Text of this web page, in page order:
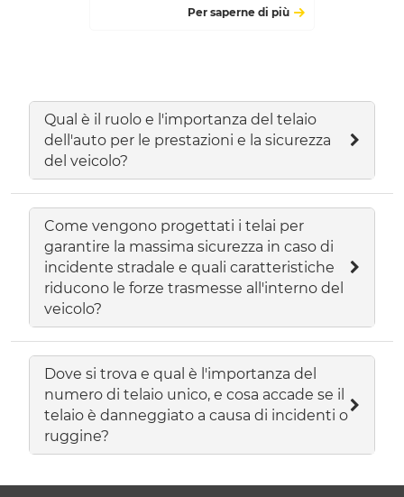
Per saperne di più
Qual è il ruolo e l'importanza del telaio
dell'auto per le prestazioni e la sicurezza
del veicolo?
Come vengono progettati i telai per
garantire la massima sicurezza in caso di
incidente stradale e quali caratteristiche
riducono le forze trasmesse all'interno del
veicolo?
Dove si trova e qual è l'importanza del
numero di telaio unico, e cosa accade se il
telaio è danneggiato a causa di incidenti o
ruggine?